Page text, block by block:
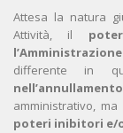
Attesa la natura
Attività, il
l’Amministrazione
differente in
nell’annullamento
amministrativo, ma
poteri inibitori e/